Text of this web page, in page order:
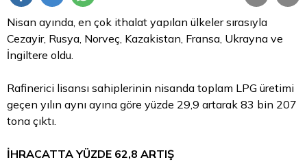
Nisan ayında, en çok ithalat yapılan ülkeler sırasıyla
Cezayir, Rusya, Norveç, Kazakistan, Fransa, Ukrayna ve
İngiltere oldu.
Rafinerici lisansı sahiplerinin nisanda toplam LPG üretimi
geçen yılın aynı ayına göre yüzde 29,9 artarak 83 bin 207
tona çıktı.
İHRACATTA YÜZDE 62,8 ARTIŞ